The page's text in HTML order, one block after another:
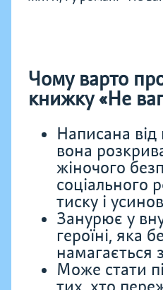
Чому варто
книжку «Не
Написана
вона
жіночого
соціального
тиску і
Занурює у
героїні, яка
намагається
Може стати